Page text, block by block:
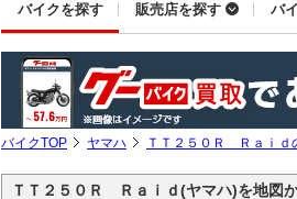
バイクを探す 販売店を探す バ
バイクTOP ヤマハ ＴＴ２５０Ｒ Ｒａｉｄ
ＴＴ２５０Ｒ Ｒａｉｄ(ヤマハ)を地図